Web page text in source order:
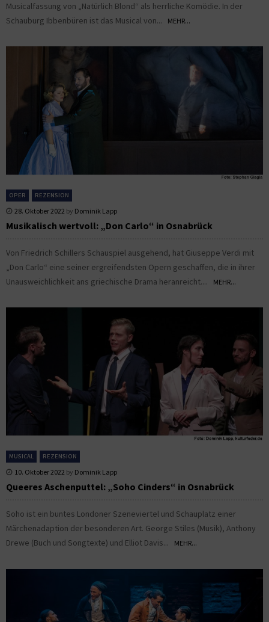
Musicalfassung von „Natürlich Blond“ als herrliche Komödie. In der
Schauburg Ibbenbüren ist das Musical von...
MEHR...
OPER REZENSION
28. Oktober 2022 by Dominik Lapp
Musikalisch wertvoll: „Don Carlo“ in Osnabrück
Von Friedrich Schillers Schauspiel ausgehend, hat Giuseppe Verdi mit
„Don Carlo“ eine seiner ergreifendsten Opern geschaffen, die in ihrer
Unausweichlichkeit ans griechische Drama heranreicht....
MEHR...
MUSICAL REZENSION
10. Oktober 2022 by Dominik Lapp
Queeres Aschenputtel: „Soho Cinders“ in Osnabrück
Soho ist ein buntes Londoner Szeneviertel und Schauplatz einer
Märchenadaption der besonderen Art. George Stiles (Musik), Anthony
Drewe (Buch und Songtexte) und Elliot Davis...
MEHR...